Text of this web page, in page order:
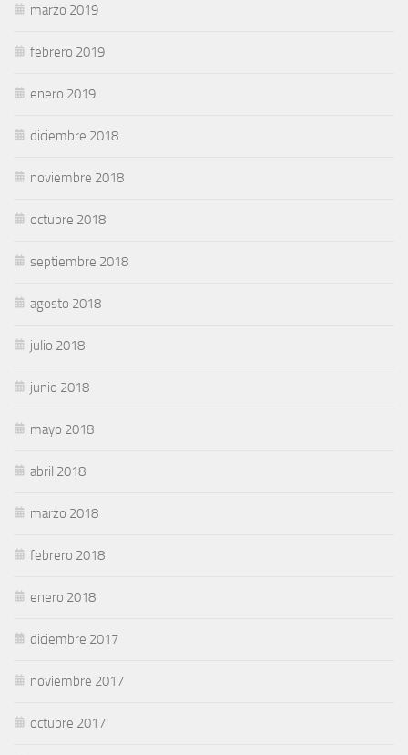
marzo 2019
febrero 2019
enero 2019
diciembre 2018
noviembre 2018
octubre 2018
septiembre 2018
agosto 2018
julio 2018
junio 2018
mayo 2018
abril 2018
marzo 2018
febrero 2018
enero 2018
diciembre 2017
noviembre 2017
octubre 2017